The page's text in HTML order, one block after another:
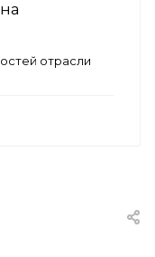
отрасли